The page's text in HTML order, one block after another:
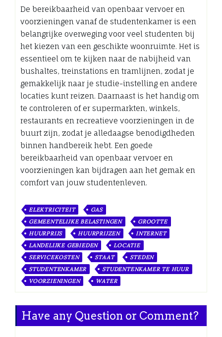
De bereikbaarheid van openbaar vervoer en
voorzieningen vanaf de studentenkamer is een
belangrijke overweging voor veel studenten bij
het kiezen van een geschikte woonruimte. Het is
essentieel om te kijken naar de nabijheid van
bushaltes, treinstations en tramlijnen, zodat je
gemakkelijk naar je studie-instelling en andere
locaties kunt reizen. Daarnaast is het handig om
te controleren of er supermarkten, winkels,
restaurants en recreatieve voorzieningen in de
buurt zijn, zodat je alledaagse benodigdheden
binnen handbereik hebt. Een goede
bereikbaarheid van openbaar vervoer en
voorzieningen kan bijdragen aan het gemak en
comfort van jouw studentenleven.
ELEKTRICITEIT
GAS
GEMEENTELIJKE BELASTINGEN
GROOTTE
HUURPRIJS
HUURPRIJZEN
INTERNET
LANDELIJKE GEBIEDEN
LOCATIE
SERVICEKOSTEN
STAAT
STEDEN
STUDENTENKAMER
STUDENTENKAMER TE HUUR
VOORZIENINGEN
WATER
Have any Question or Comment?